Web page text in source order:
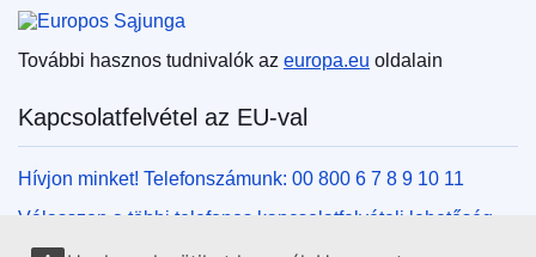
További hasznos tudnivalók az europa.eu oldalain
Kapcsolatfelvétel az EU-val
Hívjon minket! Telefonszámunk: 00 800 6 7 8 9 10 11
Válasszon a többi telefonos kapcsolatfelvételi lehetőség
közül!